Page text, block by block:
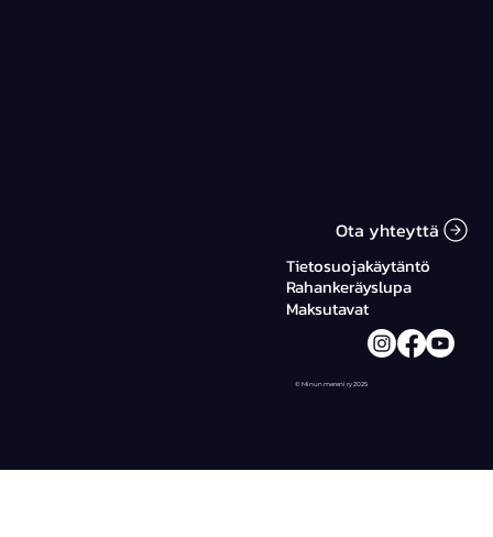
Ota yhteyttä
Tietosuojakäytäntö
Rahankeräyslupa
Maksutavat
© Minun mereni ry 2025